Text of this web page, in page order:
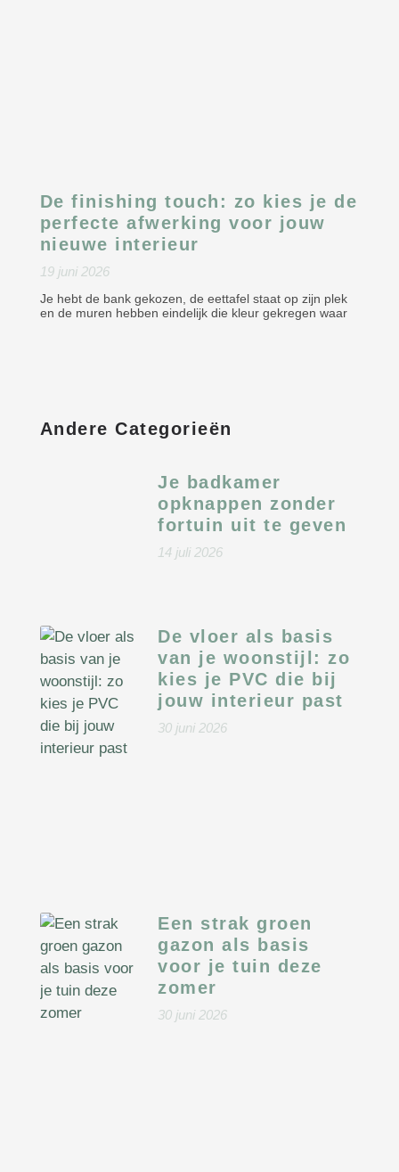
De finishing touch: zo kies je de
perfecte afwerking voor jouw
nieuwe interieur
19 juni 2026
Je hebt de bank gekozen, de eettafel staat op zijn plek
en de muren hebben eindelijk die kleur gekregen waar
Andere Categorieën
Je badkamer
opknappen zonder
fortuin uit te geven
14 juli 2026
De vloer als basis
van je woonstijl: zo
kies je PVC die bij
jouw interieur past
30 juni 2026
Een strak groen
gazon als basis
voor je tuin deze
zomer
30 juni 2026